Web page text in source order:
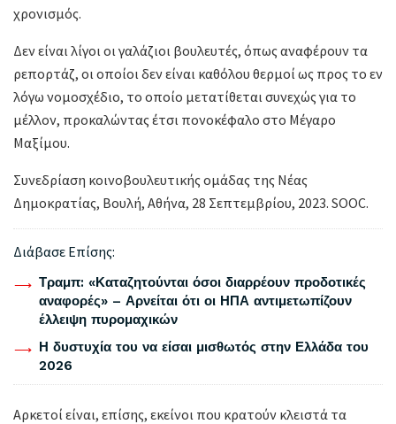
χρονισμός.
Δεν είναι λίγοι οι γαλάζιοι βουλευτές, όπως αναφέρουν τα
ρεπορτάζ, οι οποίοι δεν είναι καθόλου θερμοί ως προς το εν
λόγω νομοσχέδιο, το οποίο μετατίθεται συνεχώς για το
μέλλον, προκαλώντας έτσι πονοκέφαλο στο Μέγαρο
Μαξίμου.
Συνεδρίαση κοινοβουλευτικής ομάδας της Νέας
Δημοκρατίας, Βουλή, Αθήνα, 28 Σεπτεμβρίου, 2023. SOOC.
Διάβασε Επίσης:
Τραμπ: «Καταζητούνται όσοι διαρρέουν προδοτικές
αναφορές» – Αρνείται ότι οι ΗΠΑ αντιμετωπίζουν
έλλειψη πυρομαχικών
Η δυστυχία του να είσαι μισθωτός στην Ελλάδα του
2026
Αρκετοί είναι, επίσης, εκείνοι που κρατούν κλειστά τα